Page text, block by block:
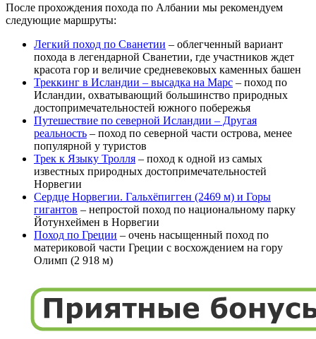
После прохождения похода по Албании мы рекомендуем
следующие маршруты:
Легкий поход по Сванетии – облегченный вариант
похода в легендарной Сванетии, где участников ждет
красота гор и величие средневековых каменных башен
Треккинг в Исландии – высадка на Марс – поход по
Исландии, охватывающий большинство природных
достопримечательностей южного побережья
Путешествие по северной Исландии – Другая
реальность – поход по северной части острова, менее
популярной у туристов
Трек к Языку Тролля – поход к одной из самых
известных природных достопримечательностей
Норвегии
Сердце Норвегии. Гальхёпигген (2469 м) и Горы
гигантов – непростой поход по национальному парку
Йотунхеймен в Норвегии
Поход по Греции – очень насыщенный поход по
материковой части Греции с восхождением на гору
Олимп (2 918 м)